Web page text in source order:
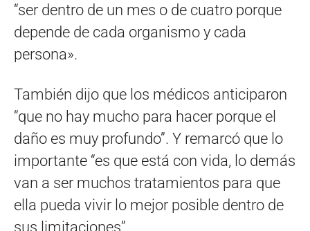
“ser dentro de un mes o de cuatro porque
depende de cada organismo y cada
persona».
También dijo que los médicos anticiparon
“que no hay mucho para hacer porque el
daño es muy profundo”. Y remarcó que lo
importante “es que está con vida, lo demás
van a ser muchos tratamientos para que
ella pueda vivir lo mejor posible dentro de
sus limitaciones”.